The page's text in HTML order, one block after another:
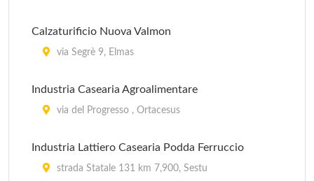
Calzaturificio Nuova Valmon
via Segrè 9, Elmas
Industria Casearia Agroalimentare
via del Progresso , Ortacesus
Industria Lattiero Casearia Podda Ferruccio
strada Statale 131 km 7,900, Sestu